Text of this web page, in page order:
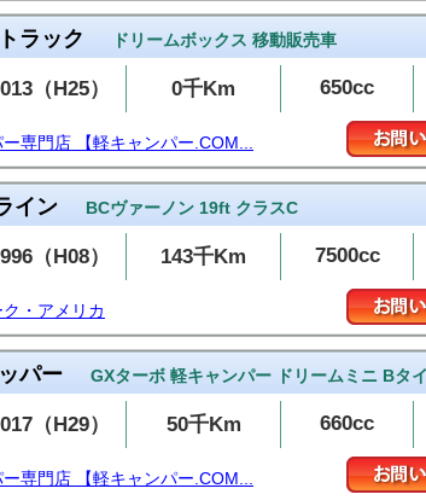
ラック ドリームボックス 移動販売車
（H25） 0千Km 650cc
専門店 【軽キャンパー.COM...
イン BCヴァーノン 19ft クラスC
（H08） 143千Km 7500cc
・アメリカ
パー GXターボ 軽キャンパー ドリームミニ Bタ
（H29） 50千Km 660cc
専門店 【軽キャンパー.COM...